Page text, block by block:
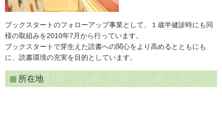
ブックスタートのフォローアップ事業として、１歳半健診時にも同
様の取組みを2010年7月から行っています。
ブックスタートで芽生えた読書への関心をより高めるとともにも
に、読書環境の充実を目的としています。
所在地